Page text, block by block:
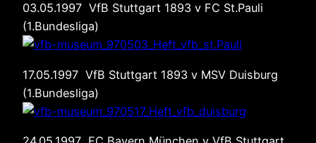
03.05.1997 VfB Stuttgart 1893 v FC St.Pauli
(1.Bundesliga)
17.05.1997 VfB Stuttgart 1893 v MSV Duisburg
(1.Bundesliga)